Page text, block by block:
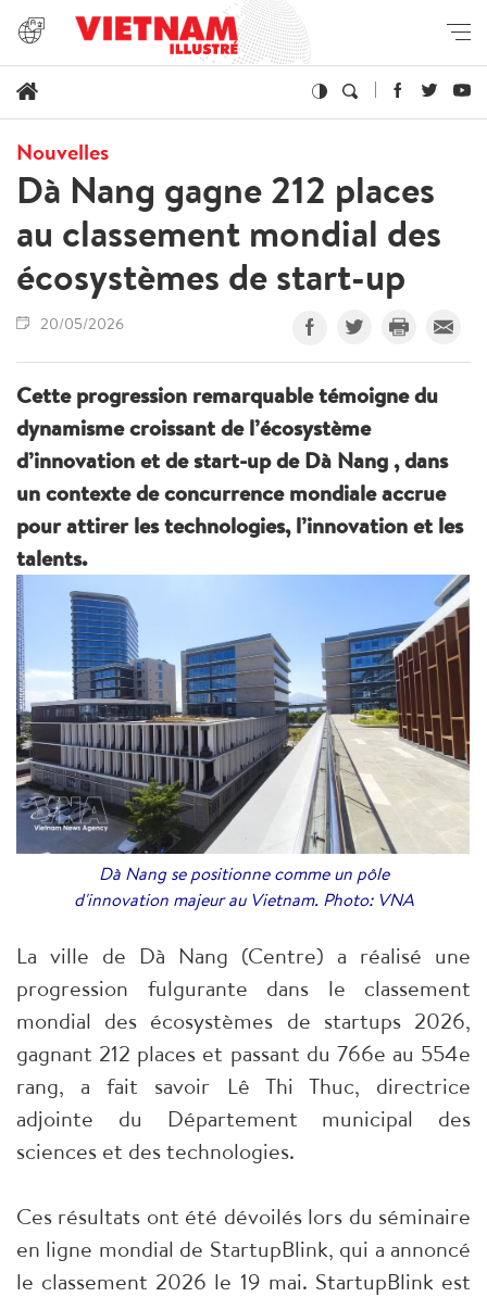
Nouvelles
Dà Nang gagne 212 places
au classement mondial des
écosystèmes de start-up
20/05/2026
Cette progression remarquable témoigne du
dynamisme croissant de l’écosystème
d’innovation et de start-up de Dà Nang , dans
un contexte de concurrence mondiale accrue
pour attirer les technologies, l’innovation et les
talents.
Dà Nang se positionne comme un pôle
d'innovation majeur au Vietnam. Photo: VNA
La ville de Dà Nang (Centre) a réalisé une
progression fulgurante dans le classement
mondial des écosystèmes de startups 2026,
gagnant 212 places et passant du 766e au 554e
rang, a fait savoir Lê Thi Thuc, directrice
adjointe du Département municipal des
sciences et des technologies.
Ces résultats ont été dévoilés lors du séminaire
en ligne mondial de StartupBlink, qui a annoncé
le classement 2026 le 19 mai. StartupBlink est